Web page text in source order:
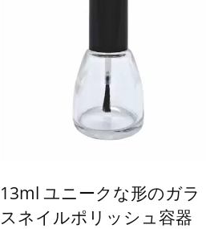
13ml ユニークな形のガラ
スネイルポリッシュ容器